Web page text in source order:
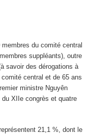
du comité central
suppléants), outre
savoir des dérogations à
central et de 65 ans
ministre Nguyên
XII econgrès et quatre
21,1 %, dont le